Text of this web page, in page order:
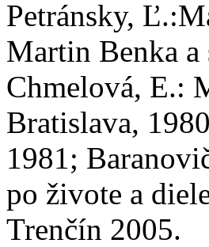
Petránsky,
Martin Benka
Chmelová, E.:
Bratislava,
1981;
po živote a
Trenčín 2005.